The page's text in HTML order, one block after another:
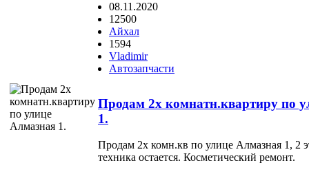
08.11.2020
12500
Айхал
1594
Vladimir
Автозапчасти
Продам 2х комнатн.квартиру по
1.
Продам 2х комн.кв по улице Алмазная 1, 2
техника остается. Косметический ремонт.